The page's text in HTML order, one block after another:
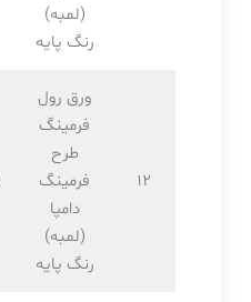
(لمبه)
رنگ پایه
12
ورق رول
فرمینگ
طرح
فرمینگ
دامپا
(لمبه)
رنگ پایه